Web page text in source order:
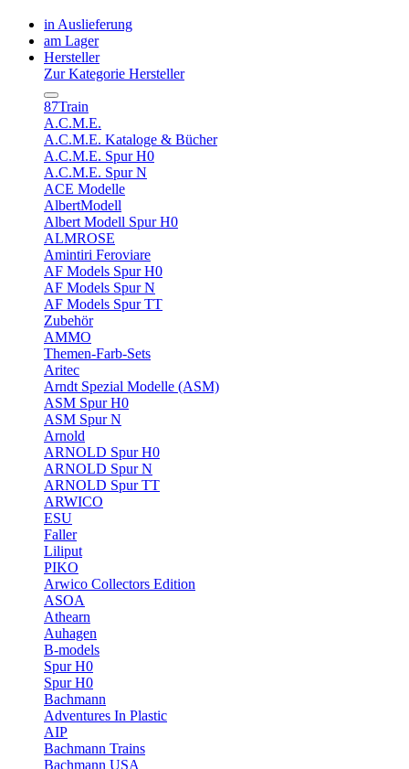
in Auslieferung
am Lager
Hersteller
Zur Kategorie Hersteller
87Train
A.C.M.E.
A.C.M.E. Kataloge & Bücher
A.C.M.E. Spur H0
A.C.M.E. Spur N
ACE Modelle
AlbertModell
Albert Modell Spur H0
ALMROSE
Amintiri Feroviare
AF Models Spur H0
AF Models Spur N
AF Models Spur TT
Zubehör
AMMO
Themen-Farb-Sets
Aritec
Arndt Spezial Modelle (ASM)
ASM Spur H0
ASM Spur N
Arnold
ARNOLD Spur H0
ARNOLD Spur N
ARNOLD Spur TT
ARWICO
ESU
Faller
Liliput
PIKO
Arwico Collectors Edition
ASOA
Athearn
Auhagen
B-models
Spur H0
Spur H0
Bachmann
Adventures In Plastic
AIP
Bachmann Trains
Bachmann USA